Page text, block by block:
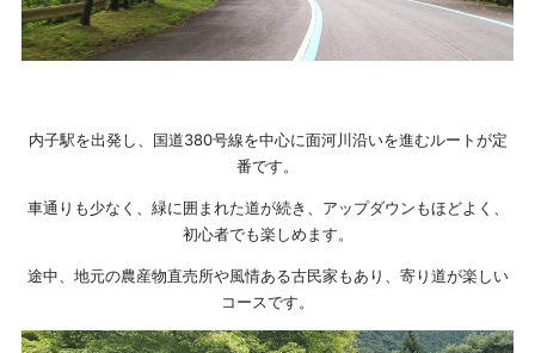
内子駅を出発し、国道380号線を中心に面河川沿いを進むルートが定
番です。
車通りも少なく、緑に囲まれた道が続き、アップダウンもほどよく、
初心者でも楽しめます。
途中、地元の農産物直売所や風情ある古民家もあり、寄り道が楽しい
コースです。